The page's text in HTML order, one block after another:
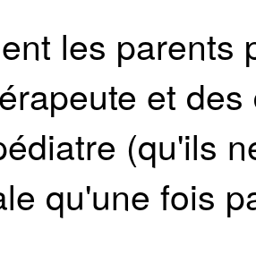
les parents
et
(qu'ils
qu'une fois